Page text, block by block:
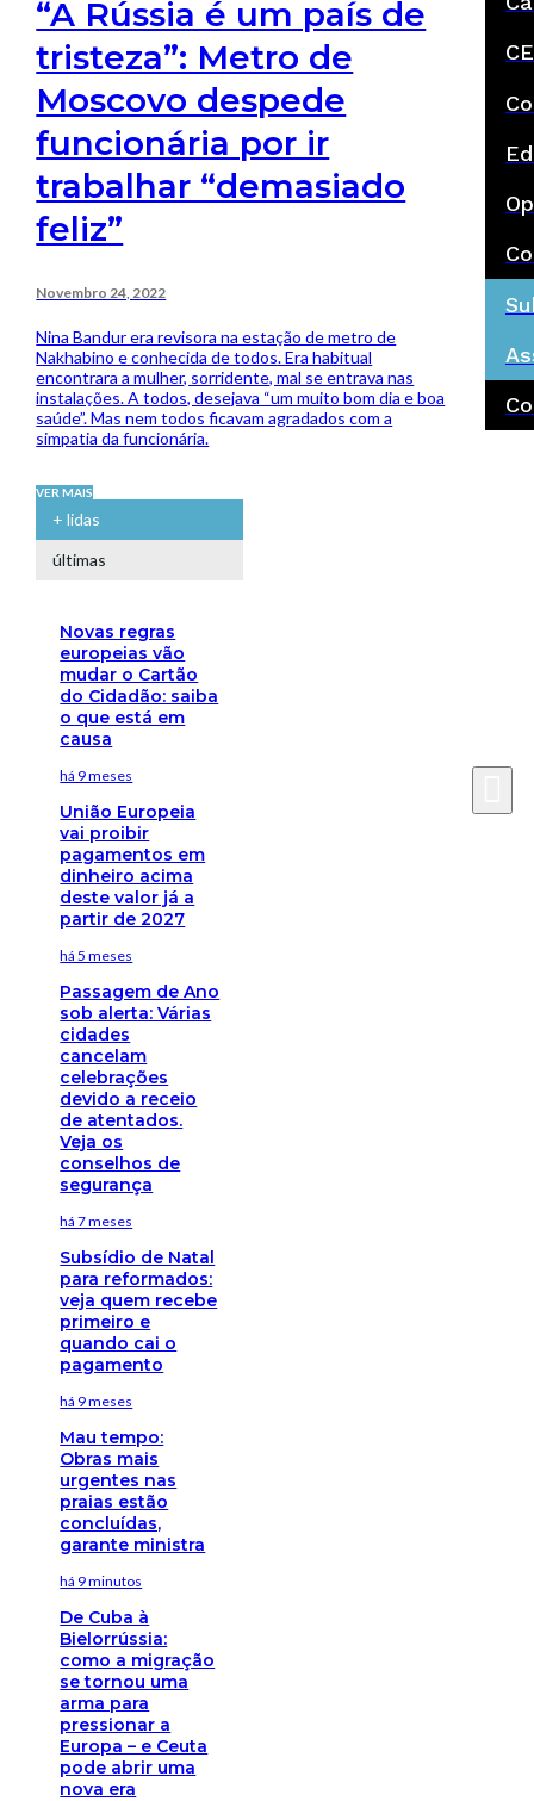
“A Rússia é um país de
tristeza”: Metro de
Moscovo despede
funcionária por ir
trabalhar “demasiado
feliz”
Novembro 24, 2022
Nina Bandur era revisora na estação de metro de
Nakhabino e conhecida de todos. Era habitual
encontrara a mulher, sorridente, mal se entrava nas
instalações. A todos, desejava “um muito bom dia e boa
saúde”. Mas nem todos ficavam agradados com a
simpatia da funcionária.
VER MAIS
+ lidas
últimas
Novas regras
europeias vão
mudar o Cartão
do Cidadão: saiba
o que está em
causa
há 9 meses
União Europeia
vai proibir
pagamentos em
dinheiro acima
deste valor já a
partir de 2027
há 5 meses
Passagem de Ano
sob alerta: Várias
cidades
cancelam
celebrações
devido a receio
de atentados.
Veja os
conselhos de
segurança
há 7 meses
Subsídio de Natal
para reformados:
veja quem recebe
primeiro e
quando cai o
pagamento
há 9 meses
Mau tempo:
Obras mais
urgentes nas
praias estão
concluídas,
garante ministra
há 9 minutos
De Cuba à
Bielorrússia:
como a migração
se tornou uma
arma para
pressionar a
Europa – e Ceuta
pode abrir uma
nova era